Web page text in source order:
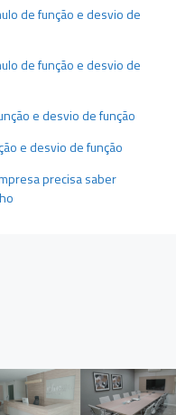
de função e desvio de
de função e desvio de
e desvio de função
e desvio de função
precisa saber